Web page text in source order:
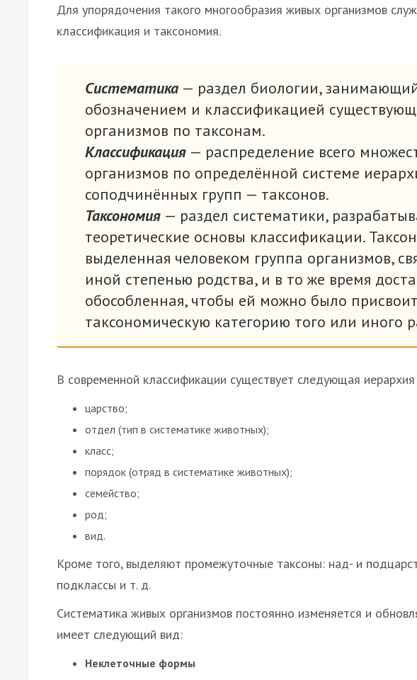
Для упорядочения такого многообразия живых организмов
классификация и таксономия.
Систематика — раздел биологии,
обозначением и классификацией
организмов по таксонам.
Классификация — распределение всего
организмов по определённой системе
соподчинённых групп — таксонов.
Таксономия — раздел систематики,
теоретические основы классификации.
выделенная человеком группа организмов,
иной степенью родства, и в то же время
обособленная, чтобы ей можно было
таксономическую категорию того или иного
В современной классификации существует следующая иерархия
царство;
отдел (тип в систематике животных);
класс;
порядок (отряд в систематике животных);
семейство;
род;
вид.
Кроме того, выделяют промежуточные таксоны: над- и
подклассы и т. д.
Систематика живых организмов постоянно изменяется и
имеет следующий вид:
Неклеточные формы